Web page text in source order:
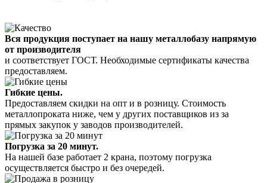
Вся продукция поступает на нашу металлобазу напрямую
от производителя
и соответствует ГОСТ. Необходимые сертификаты качества
предоставляем.
Гибкие цены.
Предоставляем скидки на опт и в розницу. Стоимость
металлопроката ниже, чем у других поставщиков из за
прямых закупок у заводов производителей.
Погрузка за 20 минут.
На нашей базе работает 2 крана, поэтому погрузка
осуществляется быстро и без очередей.